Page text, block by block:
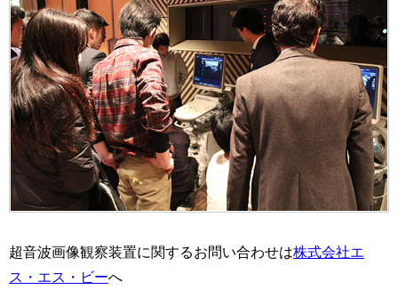
超音波画像観察装置に関するお問い合わせは株式会社エ
ス・エス・ビーへ